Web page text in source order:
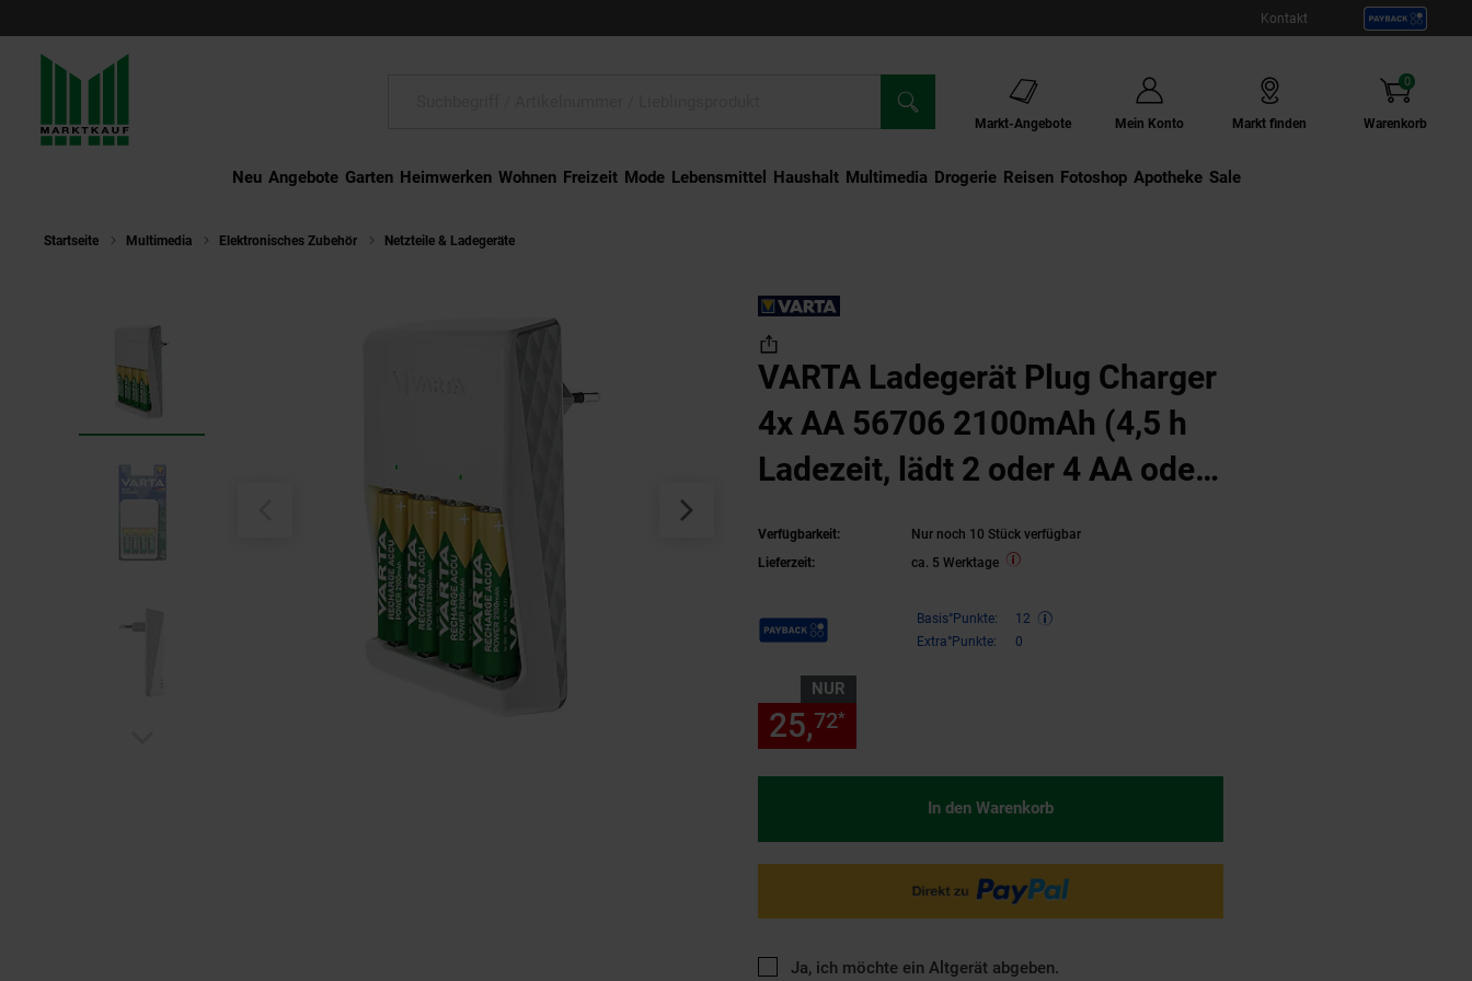
Kontakt
Markt-Angebote Mein Konto Markt finden Warenkorb
0
Artikel
Neu Angebote Garten Heimwerken Wohnen Freizeit Mode Lebensmittel Haushalt Multimedia Drogerie Externer Link:
Reisen Externer Link:
Fotoshop Externer Link:
Apotheke Sale
Startseite Multimedia Elektronisches Zubehör Netzteile & Ladegeräte
VARTA Ladegerät Plug Charger
4x AA 56706 2100mAh (4,5 h
Ladezeit, lädt 2 oder 4 AA oder
Recharge Accu Power AA 2100
Verfügbarkeit:
Nur noch 10 Stück verfügbar
Lieferzeit:
ca. 5 Werktage
Payback Punkte Basis°Punkte:
12
Extra°Punkte:
0
NUR
25,72*
In den Warenkorb
Ja, ich möchte ein Altgerät abgeben.